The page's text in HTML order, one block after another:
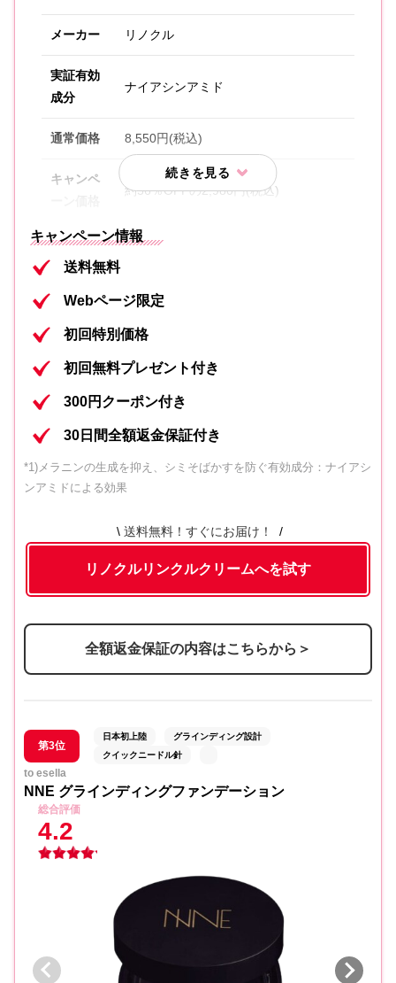
メーカー リノクル
実証有効
成分
ナイアシンアミド
通常価格 8,550円(税込)
キャンペ
約56％OFFの2,980円(税込)
内容① 本品1本(20g/約1ヶ月分)
キャンペーン情報
送料無料
Webページ限定
初回特別価格
初回無料プレゼント付き
300円クーポン付き
30日間全額返金保証付き
*1)メラニンの生成を抑え、シミそばかすを防ぐ有効成分：ナイアシ
ンアミドによる効果
送料無料！すぐにお届け！
リノクルリンクルクリームへを試す
全額返金保証の内容はこちらから＞
第3位
日本初上陸
グラインディング設計
クイックニードル針
to esella
NNE グラインディングファンデーション
総合評価
4.2